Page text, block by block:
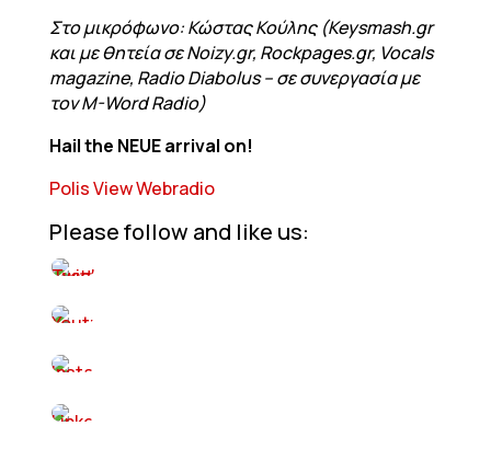
Στο μικρόφωνο: Κώστας Κούλης (Keysmash.gr
και με θητεία σε Noizy.gr, Rockpages.gr, Vocals
magazine, Radio Diabolus – σε συνεργασία με
τον M-Word Radio)
Hail the NEUE arrival on!
Polis View Webradio
Please follow and like us: